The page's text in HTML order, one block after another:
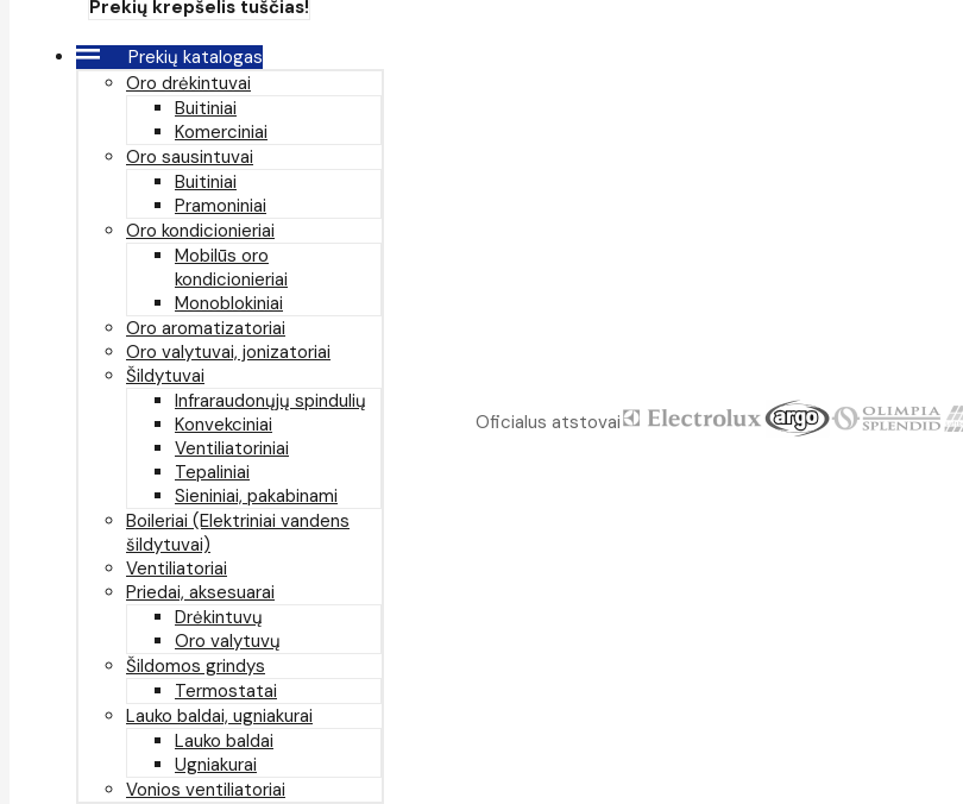
Prekių krepšelis tuščias!
Prekių katalogas
Oro drėkintuvai
Buitiniai
Komerciniai
Oro sausintuvai
Buitiniai
Pramoniniai
Oro kondicionieriai
Mobilūs oro
kondicionieriai
Monoblokiniai
Oro aromatizatoriai
Oro valytuvai, jonizatoriai
Šildytuvai
Infraraudonųjų spindulių
Konvekciniai
Ventiliatoriniai
Tepaliniai
Sieniniai, pakabinami
Boileriai (Elektriniai vandens
šildytuvai)
Ventiliatoriai
Priedai, aksesuarai
Drėkintuvų
Oro valytuvų
Šildomos grindys
Termostatai
Lauko baldai, ugniakurai
Lauko baldai
Ugniakurai
Vonios ventiliatoriai
Oficialus atstovai